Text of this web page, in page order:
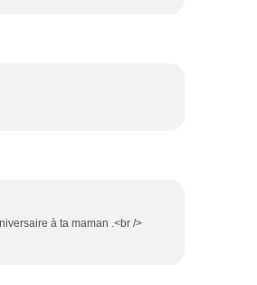
à ta maman .<br />